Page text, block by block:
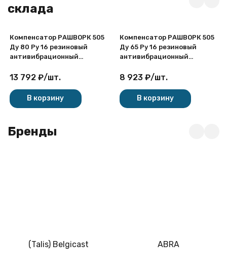
склада
Компенсатор РАШВОРК 505
Ду 80 Ру 16 резиновый
антивибрационный
13 792 ₽/шт.
В корзину
Компенсатор РАШВОРК 505
Ду 65 Ру 16 резиновый
антивибрационный
8 923 ₽/шт.
В корзину
Бренды
(Talis) Belgicast ABRA